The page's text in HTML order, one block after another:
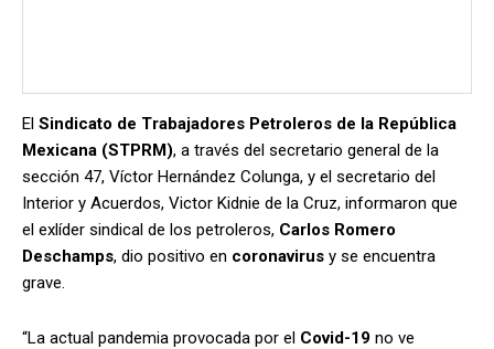
El Sindicato de Trabajadores Petroleros de la República
Mexicana (STPRM), a través del secretario general de la
sección 47, Víctor Hernández Colunga, y el secretario del
Interior y Acuerdos, Victor Kidnie de la Cruz, informaron que
el exlíder sindical de los petroleros, Carlos Romero
Deschamps, dio positivo en coronavirus y se encuentra
grave.
“La actual pandemia provocada por el Covid-19 no ve